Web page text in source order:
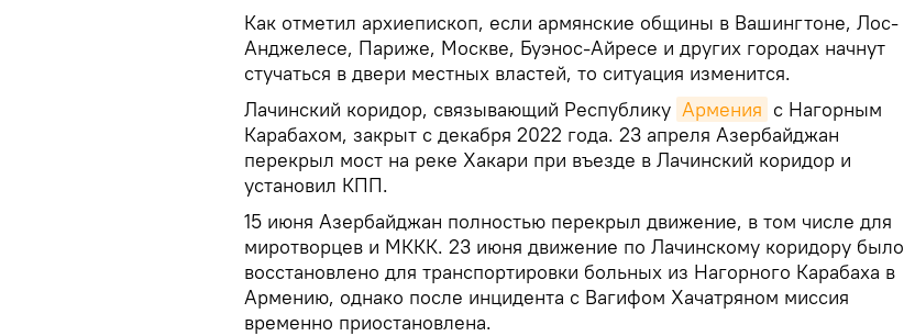
Как отметил архиепископ, если армянские общины в Вашингтоне, Лос-
Анджелесе, Париже, Москве, Буэнос-Айресе и других городах начнут
стучаться в двери местных властей, то ситуация изменится.
Лачинский коридор, связывающий Республику Армения с Нагорным
Карабахом, закрыт с декабря 2022 года. 23 апреля Азербайджан
перекрыл мост на реке Хакари при въезде в Лачинский коридор и
установил КПП.
15 июня Азербайджан полностью перекрыл движение, в том числе для
миротворцев и МККК. 23 июня движение по Лачинскому коридору было
восстановлено для транспортировки больных из Нагорного Карабаха в
Армению, однако после инцидента с Вагифом Хачатряном миссия
временно приостановлена.